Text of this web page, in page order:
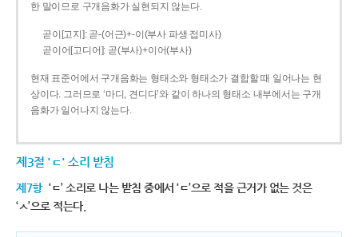
한 말이므로 구개음화가 실현되지 않는다.
곧이[고지]: 곧-­(어근)+­-이(부사 파생 접미사)
곧이어[고디어]: 곧(부사)+이어(부사)
현재 표준어에서 구개음화는 형태소와 형태소가 결합할 때 일어나는 현
상이다. 그러므로 ‘마디, 견디다’와 같이 하나의 형태소 내부에서는 구개
음화가 일어나지 않는다.
제3절 'ㄷ' 소리 받침
제7항 ‘ㄷ’ 소리로 나는 받침 중에서 ‘ㄷ’으로 적을 근거가 없는 것은
‘ㅅ’으로 적는다.